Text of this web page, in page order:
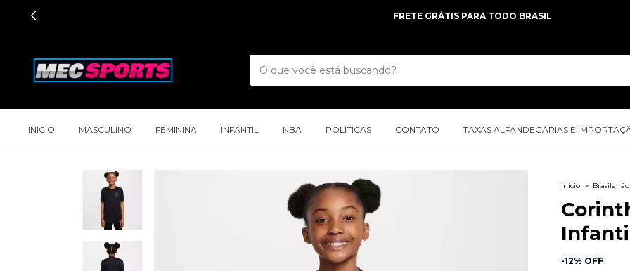
PARCELE EM ATE 12X NO CARTÃO
INÍCIO MASCULINO FEMININA INFANTIL NBA POLÍTICAS CONTATO TAXAS ALFANDEGÁRIAS E
Início > Brasileirão
-12% OFF